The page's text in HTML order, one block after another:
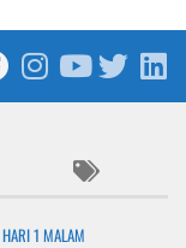
1 MALAM